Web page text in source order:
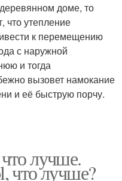
доме, то
что утепление
к перемещению
с наружной
и тогда
вызовет намокание
и её быструю порчу.
лучше.
что лучше?